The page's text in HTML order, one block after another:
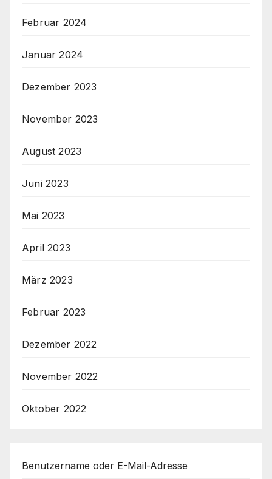
Februar 2024
Januar 2024
Dezember 2023
November 2023
August 2023
Juni 2023
Mai 2023
April 2023
März 2023
Februar 2023
Dezember 2022
November 2022
Oktober 2022
Benutzername oder E-Mail-Adresse